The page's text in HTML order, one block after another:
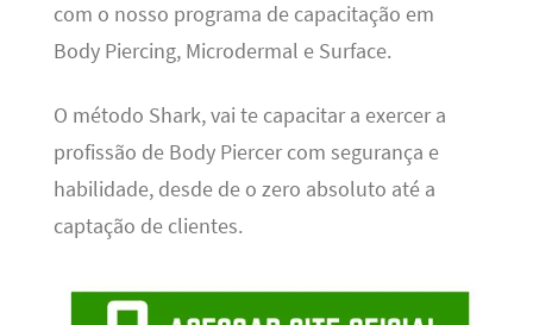
com o nosso programa de capacitação em
Body Piercing, Microdermal e Surface.
O método Shark, vai te capacitar a exercer a
profissão de Body Piercer com segurança e
habilidade, desde de o zero absoluto até a
captação de clientes.